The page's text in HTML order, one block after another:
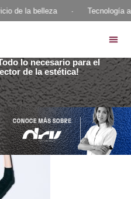
de la belleza · Tecnología
lo necesario para el
de la estética!